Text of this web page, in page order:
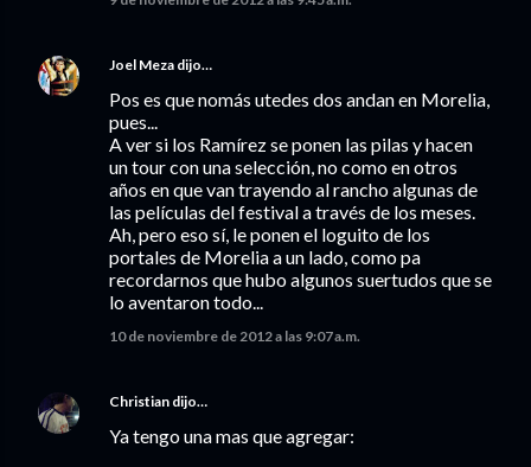
Joel Meza dijo…
Pos es que nomás utedes dos andan en Morelia,
pues...
A ver si los Ramírez se ponen las pilas y hacen
un tour con una selección, no como en otros
años en que van trayendo al rancho algunas de
las películas del festival a través de los meses.
Ah, pero eso sí, le ponen el loguito de los
portales de Morelia a un lado, como pa
recordarnos que hubo algunos suertudos que se
lo aventaron todo...
10 de noviembre de 2012 a las 9:07 a.m.
Christian dijo…
Ya tengo una mas que agregar: